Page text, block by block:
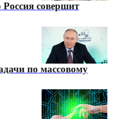
совершит
по массовому